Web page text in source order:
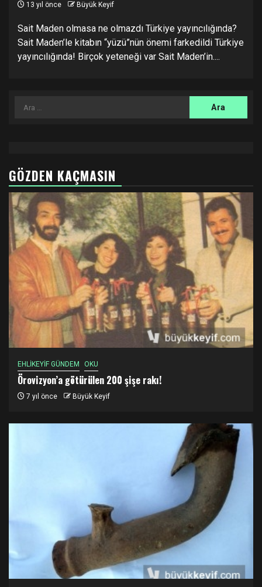
13 yıl önce Büyük Keyif
Sait Maden olmasa ne olmazdı Türkiye yayıncılığında?
Sait Maden’le kitabın “yüzü”nün önemi farkedildi Türkiye
yayıncılığında! Birçok yeteneği var Sait Maden’in....
Arama:
GÖZDEN KAÇMASIN
EHLİKEYİF GÜNDEM OKU
Örovizyon’a götürülen 200 şişe rakı!
7 yıl önce Büyük Keyif